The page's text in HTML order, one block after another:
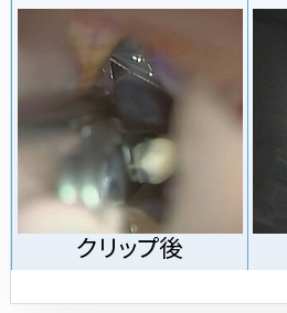
クリップ後